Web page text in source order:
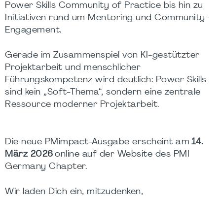
Power Skills Community of Practice bis hin zu
Initiativen rund um Mentoring und Community-
Engagement.
Gerade im Zusammenspiel von KI-gestützter
Projektarbeit und menschlicher
Führungskompetenz wird deutlich: Power Skills
sind kein „Soft-Thema“, sondern eine zentrale
Ressource moderner Projektarbeit.
Die neue PMimpact-Ausgabe erscheint am 14.
März 2026 online auf der Website des PMI
Germany Chapter.
Wir laden Dich ein, mitzudenken,